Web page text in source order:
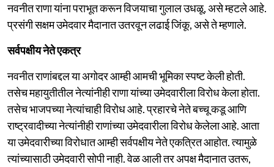
नवनीत राणा यांना पराभूत करून विजयाचा गुलाल उधळू, असे म्हटले आहे.
प्रसंगी सक्षम उमेदवार मैदानात उतरवून लढाई जिंकू, असे ते म्हणाले.
सर्वपक्षीय नेते एकत्र
नवनीत राणांबद्दल या अगोदर आम्ही आमची भूमिका स्पष्ट केली होती.
तसेच महायुतीतील नेत्यांनीही राणा यांच्या उमेदवारीला विरोध केला होता.
तसेच भाजपच्या नेत्यांचाही विरोध आहे. प्रहारचे नेते बच्चू कडू आणि
राष्ट्रवादीच्या नेत्यांनीही राणांच्या उमेदवारीला विरोध केलेला आहे. आता
या उमेदवारीच्या विरोधात आम्ही सर्वपक्षीय नेते एकत्रित आहोत. त्यामुळे
त्यांच्यासाठी उमेदवारी सोपी नाही. वेळ आली तर अपक्ष मैदानात उतरू,